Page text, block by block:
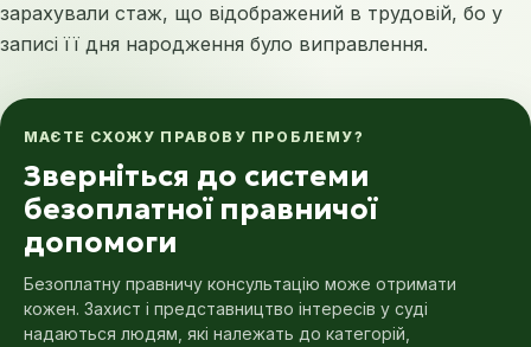
зарахували стаж, що відображений в трудовій, бо у
записі її дня народження було виправлення.
МАЄТЕ СХОЖУ ПРАВОВУ ПРОБЛЕМУ?
Зверніться до системи
безоплатної правничої
допомоги
Безоплатну правничу консультацію може отримати
кожен. Захист і представництво інтересів у суді
надаються людям, які належать до категорій,